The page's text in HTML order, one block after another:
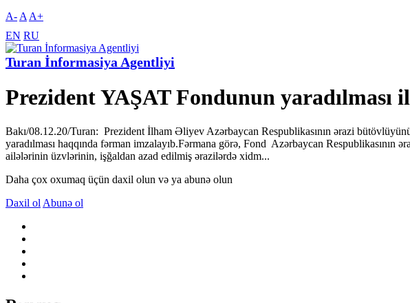
A- A A+
EN RU
Turan İnformasiya Agentliyi
Prezident YAŞAT Fondunun yaradılması
Bakı/08.12.20/Turan: Prezident İlham Əliyev Azərbaycan Respublikasının ərazi
yaradılması haqqında fərman imzalayıb.Fərmana görə, Fond Azərbaycan
ailələrinin üzvlərinin, işğaldan azad edilmiş ərazilərdə xidm...
Daha çox oxumaq üçün daxil olun və ya abunə olun
Daxil ol Abunə ol